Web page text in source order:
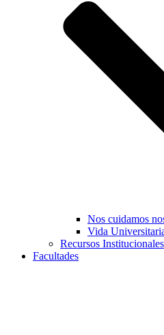
Nos cuidamos
Vida
Recursos Institucionales
Facultades